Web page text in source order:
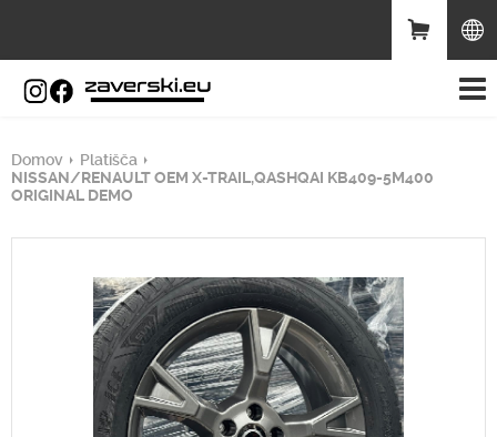
Domov
Platišča
NISSAN/RENAULT OEM X-TRAIL,QASHQAI KB409-5M400
ORIGINAL DEMO